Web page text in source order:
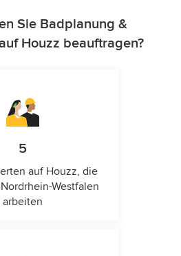
Sie Badplanung &
Houzz beauftragen?
5
auf Houzz, die
Westfalen
arbeiten